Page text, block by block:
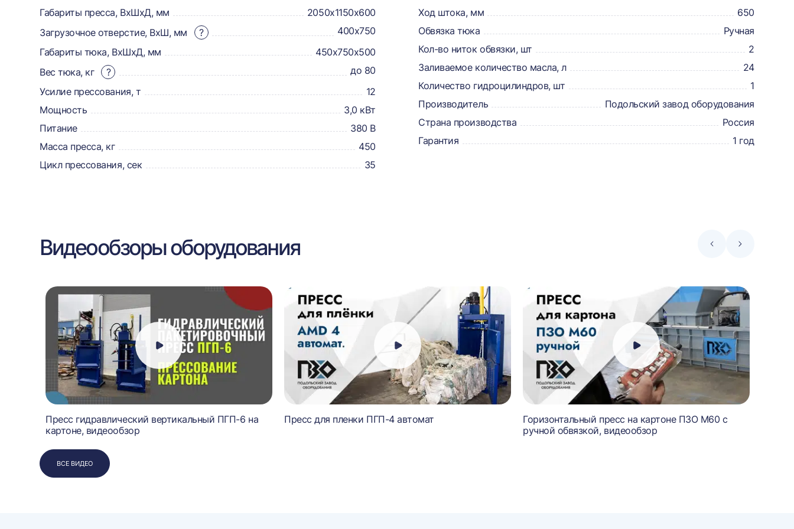
товаре,
доставке,
отзывах
и
сертификаты
Габариты пресса, ВхШхД, мм
2050х1150х600
Загрузочное отверстие, ВхШ, мм
?
400х750
Габариты тюка, ВхШхД, мм
450х750х500
Вес тюка, кг
?
до 80
Усилие прессования, т
12
Мощность
3,0 кВт
Питание
380 В
Масса пресса, кг
450
Цикл прессования, сек
35
Ход штока, мм
650
Обвязка тюка
Ручная
Кол-во ниток обвязки, шт
2
Заливаемое количество масла, л
24
Количество гидроцилиндров, шт
1
Производитель
Подольский завод оборудования
Страна производства
Россия
Гарантия
1 год
Видеообзоры оборудования
СтрелкаСтрелка
Пресс гидравлический вертикальный ПГП-6 на
картоне, видеообзор
Пресс для пленки ПГП-4 автомат
Горизонтальный пресс на картоне ПЗО М60 с
ручной обвязкой, видеообзор
ВСЕ ВИДЕО